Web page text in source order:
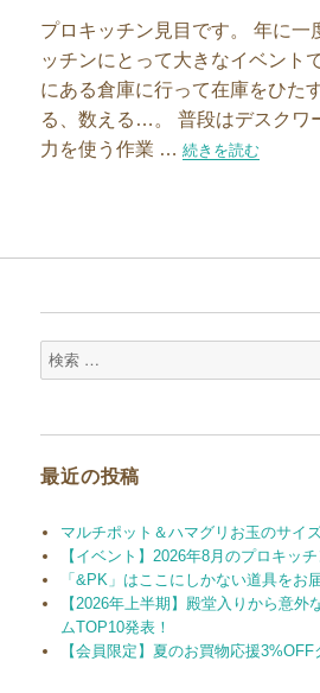
プロキッチン見目です。 年に一
ッチンにとって大きなイベント
にある倉庫に行って在庫をひた
る、数える…。 普段はデスクワ
力を使う作業 …“棚卸しのお楽しみ
続きを読む
検
索
最近の投稿
マルチポット＆ハマグリお玉のサイ
【イベント】2026年8月のプロキッ
「&PK」はここにしかない道具をお
【2026年上半期】殿堂入りから意外
ムTOP10発表！
【会員限定】夏のお買物応援3%OFF